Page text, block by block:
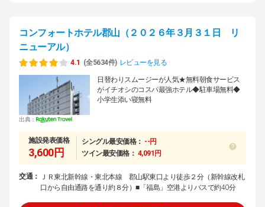
コンフォートホテル郡山（２０２６年３月３１日 リ
ニューアル）
4.1 (全5634件) レビューを見る
出典：
日替わりスムージーが人気★無料朝食サービス
がイチオシのコスパ最強ホテル◆駐車場無料◆
小学生添い寝無料
施設発表価格
3,600円
シングル最安価格： --円
ツイン最安価格： 4,091円
交通：
ＪＲ東北新幹線・東北本線 郡山駅東口より徒歩２分（新幹線改札
口から自由通路を通り約８分）■「福島」空港よりバスで約40分